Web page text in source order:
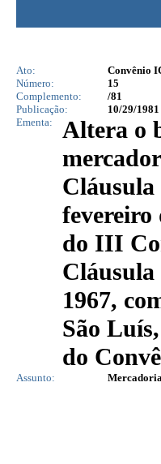
Ato:
Convênio
Número:
15
Complemento:
/81
Publicação:
10/29/1981
Ementa:
Altera o
Cláusula
fevereiro
do III
1967,
São
do
Assunto: